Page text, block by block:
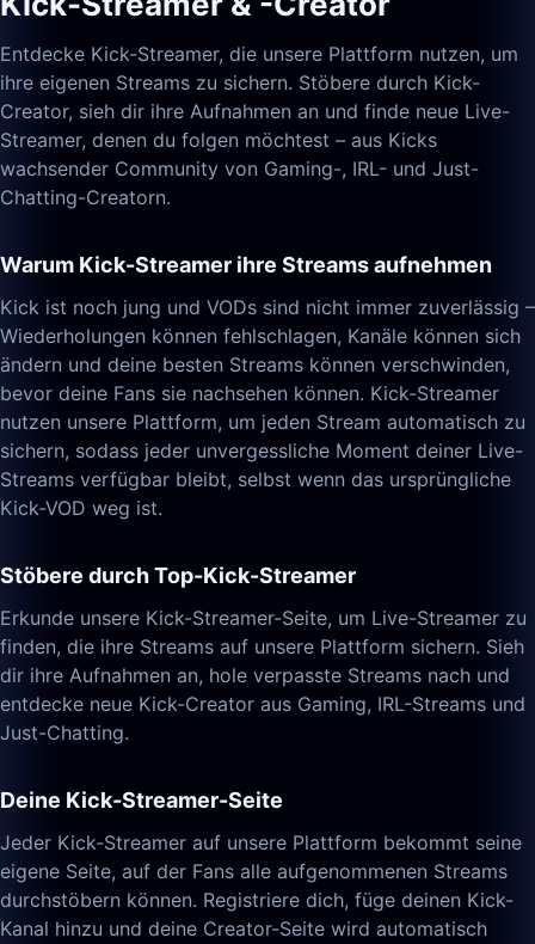
Entdecke Kick-Streamer, die unsere Plattform nutzen, um
ihre eigenen Streams zu sichern. Stöbere durch Kick-
Creator, sieh dir ihre Aufnahmen an und finde neue Live-
Streamer, denen du folgen möchtest – aus Kicks
wachsender Community von Gaming-, IRL- und Just-
Chatting-Creatorn.
Warum Kick-Streamer ihre Streams aufnehmen
Kick ist noch jung und VODs sind nicht immer zuverlässig –
Wiederholungen können fehlschlagen, Kanäle können sich
ändern und deine besten Streams können verschwinden,
bevor deine Fans sie nachsehen können. Kick-Streamer
nutzen unsere Plattform, um jeden Stream automatisch zu
sichern, sodass jeder unvergessliche Moment deiner Live-
Streams verfügbar bleibt, selbst wenn das ursprüngliche
Kick-VOD weg ist.
Stöbere durch Top-Kick-Streamer
Erkunde unsere Kick-Streamer-Seite, um Live-Streamer zu
finden, die ihre Streams auf unsere Plattform sichern. Sieh
dir ihre Aufnahmen an, hole verpasste Streams nach und
entdecke neue Kick-Creator aus Gaming, IRL-Streams und
Just-Chatting.
Deine Kick-Streamer-Seite
Jeder Kick-Streamer auf unsere Plattform bekommt seine
eigene Seite, auf der Fans alle aufgenommenen Streams
durchstöbern können. Registriere dich, füge deinen Kick-
Kanal hinzu und deine Creator-Seite wird automatisch